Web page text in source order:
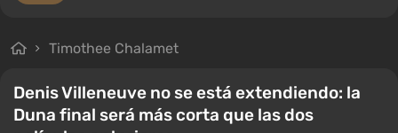
Timothee Chalamet
Denis Villeneuve no se está extendiendo: la
Duna final será más corta que las dos